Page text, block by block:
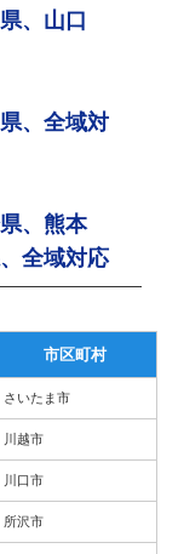
、山口
、全域対
、熊本
全域対応
市区町村
さいたま市
川越市
川口市
所沢市